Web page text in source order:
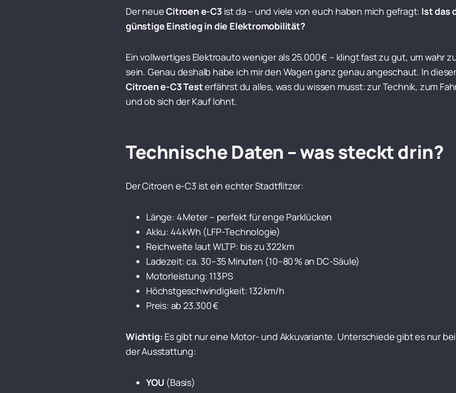
Der neueCitroen e-C3ist da – und viele von euch haben mich gefragt: Ist das
günstige Einstieg in die Elektromobilität?
Ein vollwertiges Elektroauto weniger als 25.000 € – klingt fast zu gut, um wahr
sein. Genau deshalb habe ich mir den Wagen ganz genau angeschaut. In
Citroen e-C3 Testerfährst du alles, was du wissen musst: zur Technik, zum
und ob sich der Kauf lohnt.
Technische Daten – was steckt drin?
Der Citroen e-C3 ist ein echter Stadtflitzer:
Länge: 4 Meter – perfekt für enge Parklücken
Akku: 44 kWh (LFP-Technologie)
Reichweite laut WLTP: bis zu 322 km
Ladezeit: ca. 30–35 Minuten (10–80 % an DC-Säule)
Motorleistung: 113 PS
Höchstgeschwindigkeit: 132 km/h
Preis: ab 23.300 €
Wichtig: Es gibt nur eine Motor- und Akkuvariante. Unterschiede gibt es nur bei
der Ausstattung:
YOU (Basis)